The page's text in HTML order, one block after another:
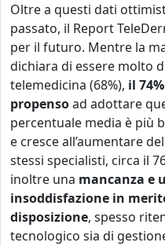
Oltre a questi dati
passato, il Report
per il futuro. Mentre la
dichiara di essere molto
telemedicina (68%), il
propensoad adottare
percentuale media è più
e cresce all’aumentare
stessi specialisti, circa il
inoltre una mancanza e
insoddisfazione in
disposizione, spesso
tecnologico sia di